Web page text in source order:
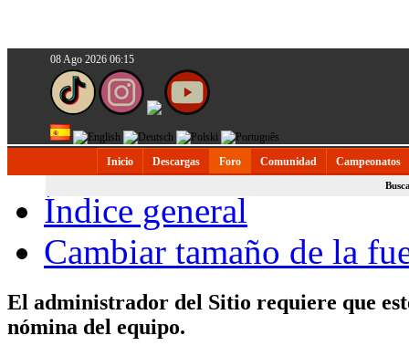
08 Ago 2026 06:15
Inicio Descargas Foro Comunidad Campeonatos
Índice general
Cambiar tamaño de la
El administrador del Sitio requiere que
nómina del equipo.